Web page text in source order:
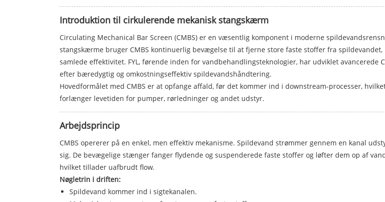
Introduktion til cirkulerende mekanisk stangskærm
Circulating Mechanical Bar Screen (CMBS) er en væsentlig komponent i moderne
stangskærme bruger CMBS kontinuerlig bevægelse til at fjerne store faste stoffer fra
samlede effektivitet. FYL, førende inden for vandbehandlingsteknologier, har udviklet avancerede
efter bæredygtig og omkostningseffektiv spildevandshåndtering.
Hovedformålet med CMBS er at opfange affald, før det kommer ind i downstream-processer,
forlænger levetiden for pumper, rørledninger og andet udstyr.
Arbejdsprincip
CMBS opererer på en enkel, men effektiv mekanisme. Spildevand strømmer gennem en kanal
sig. De bevægelige stænger fanger flydende og suspenderede faste stoffer og løfter dem op af
hvilket tillader uafbrudt flow.
Nøgletrin i driften:
Spildevand kommer ind i sigtekanalen.